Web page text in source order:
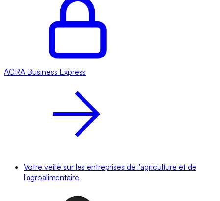
AGRA Business Express
Votre veille sur les entreprises de l'agriculture et de
l'agroalimentaire